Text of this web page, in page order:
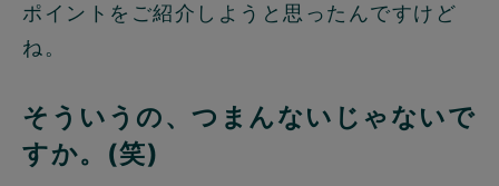
ポイントをご紹介しようと思ったんですけど
ね。
そういうの、つまんないじゃないで
すか。(笑)